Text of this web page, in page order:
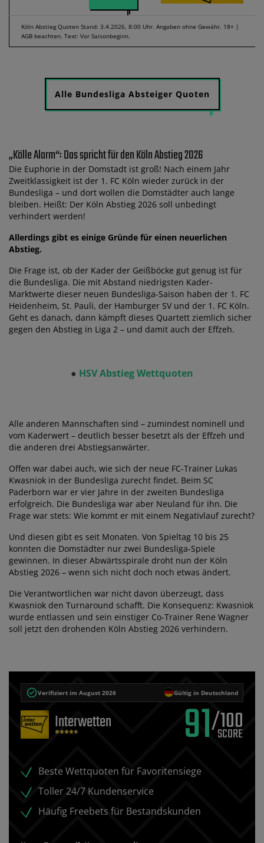
Köln Abstieg Quoten Stand: 3.4.2026, 8:00 Uhr. Angaben ohne Gewähr. 18+ |
AGB beachten. Text: Vor Saisonbeginn.
Alle Bundesliga Absteiger Quoten
„Kölle Alarm“: Das spricht für den Köln Abstieg 2026
Die Euphorie in der Domstadt ist groß! Nach einem Jahr
Zweitklassigkeit ist der 1. FC Köln wieder zurück in der
Bundesliga – und dort wollen die Domstädter auch lange
bleiben. Heißt: Der Köln Abstieg 2026 soll unbedingt
verhindert werden!
Allerdings gibt es einige Gründe für einen neuerlichen
Abstieg.
Die Frage ist, ob der Kader der Geißböcke gut genug ist für
die Bundesliga. Die mit Abstand niedrigsten Kader-
Marktwerte dieser neuen Bundesliga-Saison haben der 1. FC
Heidenheim, St. Pauli, der Hamburger SV und der 1. FC Köln.
Geht es danach, dann kämpft dieses Quartett ziemlich sicher
gegen den Abstieg in Liga 2 – und damit auch der Effzeh.
● HSV Abstieg Wettquoten
Alle anderen Mannschaften sind – zumindest nominell und
vom Kaderwert – deutlich besser besetzt als der Effzeh und
die anderen drei Abstiegsanwärter.
Offen war dabei auch, wie sich der neue FC-Trainer Lukas
Kwasniok in der Bundesliga zurecht findet. Beim SC
Paderborn war er vier Jahre in der zweiten Bundesliga
erfolgreich. Die Bundesliga war aber Neuland für ihn. Die
Frage war stets: Wie kommt er mit einem Negativlauf zurecht?
Und diesen gibt es seit Monaten. Von Spieltag 10 bis 25
konnten die Domstädter nur zwei Bundesliga-Spiele
gewinnen. In dieser Abwärtsspirale droht nun der Köln
Abstieg 2026 – wenn sich nicht doch noch etwas ändert.
Die Verantwortlichen war nicht davon überzeugt, dass
Kwasniok den Turnaround schafft. Die Konsequenz: Kwasniok
wurde entlassen und sein einstiger Co-Trainer Rene Wagner
soll jetzt den drohenden Köln Abstieg 2026 verhindern.
Verifiziert im August 2026 Gültig in Deutschland
Interwetten 91/100
Beste Wettquoten für Favoritensiege
Toller 24/7 Kundenservice
Häufig Freebets für Bestandskunden